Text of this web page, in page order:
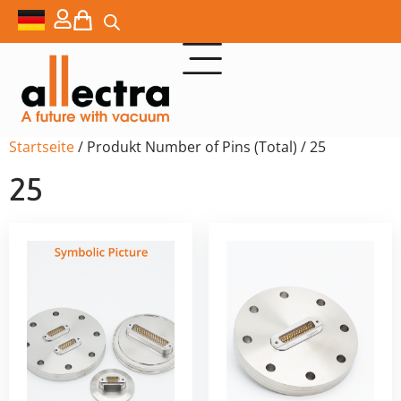
Startseite/ Produkt Number of Pins (Total) / 25
25